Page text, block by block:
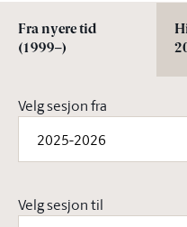
Fra nyere tid
(1999–)
Velg sesjon fra
2025-2026
Velg sesjon til